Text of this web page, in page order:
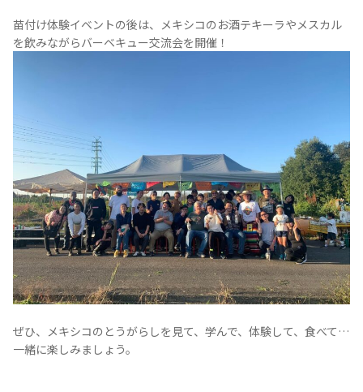
テキーラのつくり方 テキーラマーケット
メキシコ料理
メキシコの記念日 トピックス
イベント一覧
テキーラ・メスカルが 飲めるバー
＆レストラン
お問合せ プライバシーポリシー サイトマップ
苗付け体験イベントの後は、メキシコのお酒テキーラやメスカル
を飲みながらバーベキュー交流会を開催！
ぜひ、メキシコのとうがらしを見て、学んで、体験して、食べて…
一緒に楽しみましょう。